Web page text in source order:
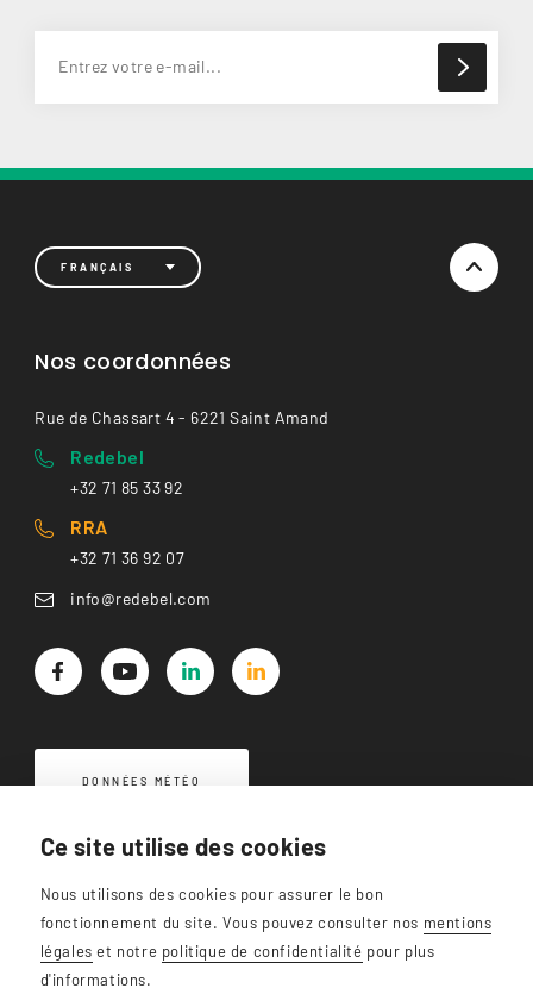
FRANÇAIS
Nos coordonnées
Rue de Chassart 4 - 6221 Saint Amand
Redebel
+32 71 85 33 92
RRA
+32 71 36 92 07
info@redebel.com
DONNÉES MÉTÉO
Redebel SA - BE0434.767.559
Ce site utilise des cookies
Nous utilisons des cookies pour assurer le bon
fonctionnement du site. Vous pouvez consulter nos mentions
légales et notre politique de confidentialité pour plus
d'informations.